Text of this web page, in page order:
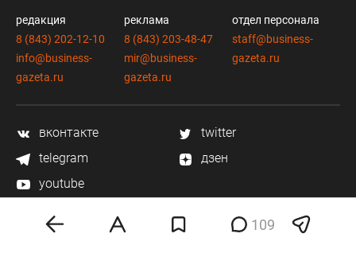
109
редакция
8 (843) 202-12-10
info@business-
gazeta.ru
реклама
8 (843) 203-48-47
mir@business-
gazeta.ru
отдел персонала
staff@business-
gazeta.ru
вконтакте
twitter
telegram
дзен
youtube